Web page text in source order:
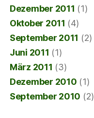
Dezember 2011 (1)
Oktober 2011 (4)
September 2011 (2)
Juni 2011 (1)
März 2011 (3)
Dezember 2010 (1)
September 2010 (2)